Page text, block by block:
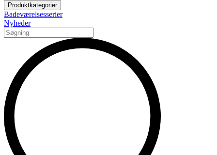
Produktkategorier
Badeværelsesserier
Nyheder